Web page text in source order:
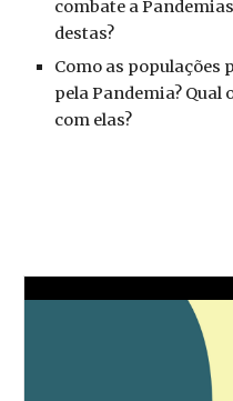
combate a
destas?
Como as populações
pela Pandemia? Qual
com elas?